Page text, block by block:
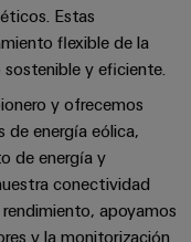
Estas
flexible de la
y eficiente.
y ofrecemos
de energía eólica,
de energía y
conectividad
apoyamos
y la monitorización